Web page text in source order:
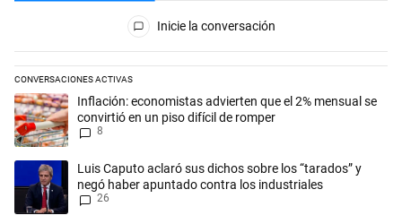
Todos los comentarios
Inicie la conversación
CONVERSACIONES ACTIVAS
Este listado muestra los artículos con más comentarios en los
Un artículo de tendencia con el título "Inflación: economistas
Inflación: economistas advierten que el 2% mensual se
convirtió en un piso difícil de romper
8
Un artículo de tendencia con el título "Luis Caputo aclaró sus dichos
Luis Caputo aclaró sus dichos sobre los “tarados” y
negó haber apuntado contra los industriales
26